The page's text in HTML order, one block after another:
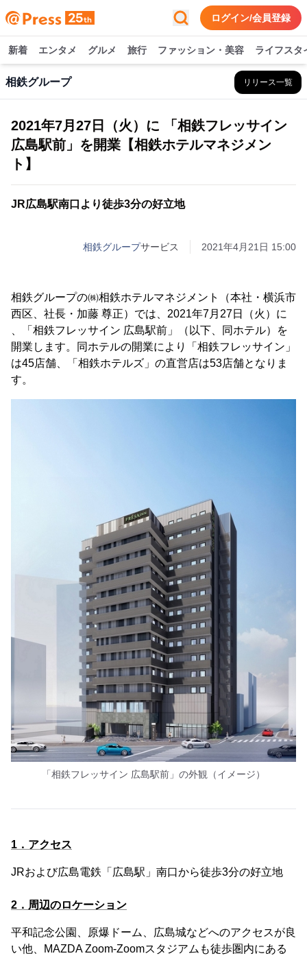
ログイン/会員登録
新着 エンタメ グルメ 旅行 ファッション・美容 ライフスタ
相鉄グループ リリース一覧
2021年7月27日（火）に 「相鉄フレッサイン
広島駅前」を開業【相鉄ホテルマネジメン
ト】
JR広島駅南口より徒歩3分の好立地
相鉄グループサービス 2021年4月21日 15:00
相鉄グループの㈱相鉄ホテルマネジメント（本社・横浜市
西区、社長・加藤 尊正）では、2021年7月27日（火）に
、「相鉄フレッサイン 広島駅前」（以下、同ホテル）を
開業します。同ホテルの開業により「相鉄フレッサイン」
は45店舗、「相鉄ホテルズ」の直営店は53店舗となりま
す。
「相鉄フレッサイン 広島駅前」の外観（イメージ）
1．アクセス
JRおよび広島電鉄「広島駅」南口から徒歩3分の好立地
2．周辺のロケーション
平和記念公園、原爆ドーム、広島城などへのアクセスが良
い他、MAZDA Zoom-Zoomスタジアムも徒歩圏内にある